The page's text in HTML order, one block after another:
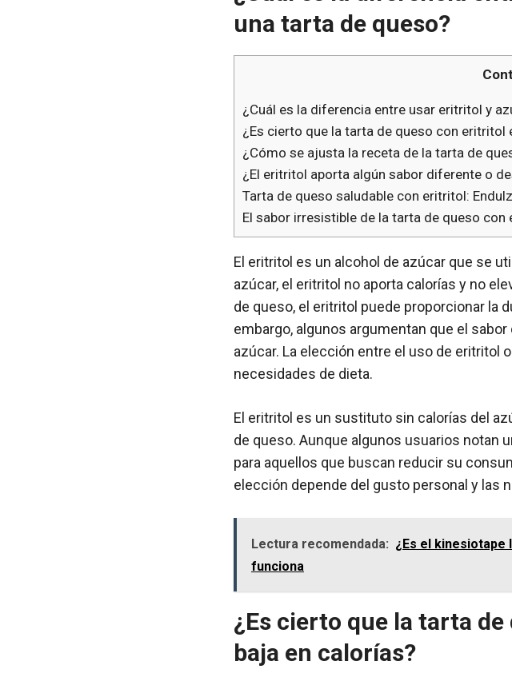
una tarta de queso?
¿Cuál es la diferencia entre usar eritritol y
¿Es cierto que la tarta de queso con eritritol
¿Cómo se ajusta la receta de la tarta de
¿El eritritol aporta algún sabor diferente o
Tarta de queso saludable con eritritol:
El sabor irresistible de la tarta de queso
El eritritol es un alcohol de azúcar que se
azúcar, el eritritol no aporta calorías y no
de queso, el eritritol puede proporcionar la
embargo, algunos argumentan que el
azúcar. La elección entre el uso de eritritol
necesidades de dieta.
El eritritol es un sustituto sin calorías del
de queso. Aunque algunos usuarios notan
para aquellos que buscan reducir su
elección depende del gusto personal y las
Lectura recomendada: ¿Es el kinesiotape
funciona
¿Es cierto que la tarta
baja en calorías?